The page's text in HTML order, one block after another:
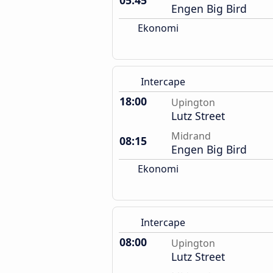
Engen Big Bird
Ekonomi
Intercape
18:00 Upington
Lutz Street
08:15
Midrand
Engen Big Bird
Ekonomi
Intercape
08:00 Upington
Lutz Street